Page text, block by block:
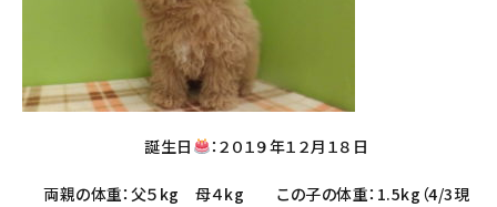
誕生日 ：２０１９年１２月１８日
両親の体重：父５kg 母４kg この子の体重：1.5kg（4/3現